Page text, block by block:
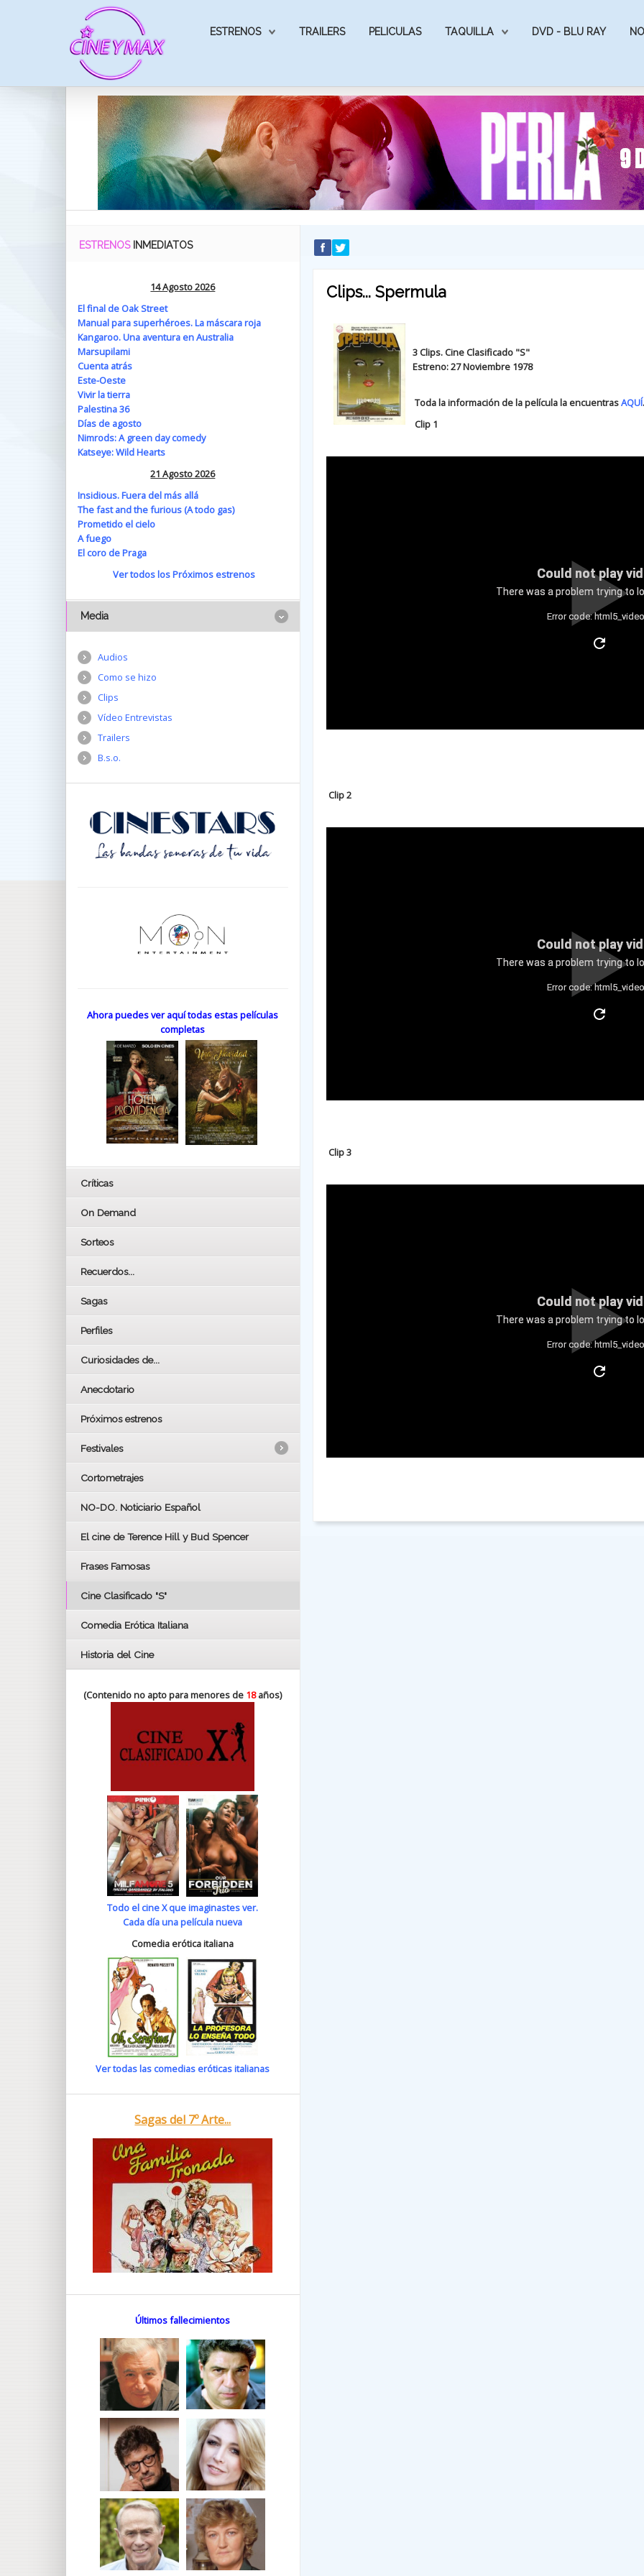
ESTRENOS TRAILERS PELICULAS TAQUILLA DVD - BLU RAY
Clips... Spermula
3 Clips. Cine Clasificado "S"
Estreno: 27 Noviembre 1978
Toda la información de la película la encuentrasAQUÍ.
Clip 1
Could not play
There was a problem trying to
Error code:
Clip 2
Could not play
There was a problem trying to
Error code:
Clip 3
Could not play
There was a problem trying to
Error code:
ESTRENOS INMEDIATOS
14 Agosto 2026
El final de Oak Street
Manual para superhéroes. La máscara roja
Kangaroo. Una aventura en Australia
Marsupilami
Cuenta atrás
Este-Oeste
Vivir la tierra
Palestina 36
Días de agosto
Nimrods: A green day comedy
Katseye: Wild Hearts
21 Agosto 2026
Insidious. Fuera del más allá
The fast and the furious (A todo gas)
Prometido el cielo
A fuego
El coro de Praga
Ver todos los Próximos estrenos
Media
Audios
Como se hizo
Clips
Vídeo Entrevistas
Trailers
B.s.o.
Ahora puedes ver aquí todas estas películas
completas
Críticas
On Demand
Sorteos
Recuerdos...
Sagas
Perfiles
Curiosidades de...
Anecdotario
Próximos estrenos
Festivales
LOS OSCARS
BAFTA
Cortometrajes
NO-DO. Noticiario Español
El cine de Terence Hill y Bud Spencer
Frases Famosas
Cine Clasificado "S"
Comedia Erótica Italiana
Historia del Cine
(Contenido no apto para menores de 18años)
Todo el cine X que imaginastes ver.
Cada día una película nueva
Comedia erótica italiana
Ver todas las comedias eróticas italianas
Sagas del 7º Arte...
Últimos fallecimientos